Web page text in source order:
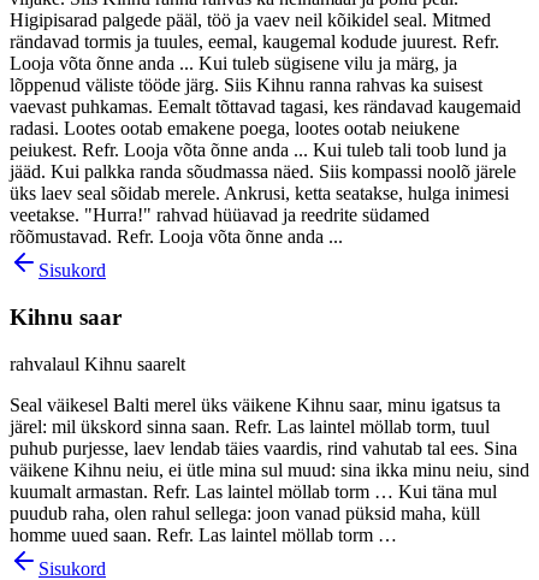
Higipisarad palgede pääl, töö ja vaev neil kõikidel seal. Mitmed
rändavad tormis ja tuules, eemal, kaugemal kodude juurest. Refr.
Looja võta õnne anda ... Kui tuleb sügisene vilu ja märg, ja
lõppenud väliste tööde järg. Siis Kihnu ranna rahvas ka suisest
vaevast puhkamas. Eemalt tõttavad tagasi, kes rändavad kaugemaid
radasi. Lootes ootab emakene poega, lootes ootab neiukene
peiukest. Refr. Looja võta õnne anda ... Kui tuleb tali toob lund ja
jääd. Kui palkka randa sõudmassa näed. Siis kompassi noolõ järele
üks laev seal sõidab merele. Ankrusi, ketta seatakse, hulga inimesi
veetakse. "Hurra!" rahvad hüüavad ja reedrite südamed
rõõmustavad. Refr. Looja võta õnne anda ...
Sisukord
Kihnu saar
rahvalaul Kihnu saarelt
Seal väikesel Balti merel üks väikene Kihnu saar, minu igatsus ta
järel: mil ükskord sinna saan. Refr. Las laintel möllab torm, tuul
puhub purjesse, laev lendab täies vaardis, rind vahutab tal ees. Sina
väikene Kihnu neiu, ei ütle mina sul muud: sina ikka minu neiu, sind
kuumalt armastan. Refr. Las laintel möllab torm … Kui täna mul
puudub raha, olen rahul sellega: joon vanad püksid maha, küll
homme uued saan. Refr. Las laintel möllab torm …
Sisukord